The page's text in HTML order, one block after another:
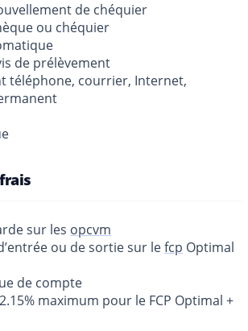
de chéquier
ou chéquier
de prélèvement
téléphone, courrier, Internet,
sur les opcvm
ou de sortie sur lefcp Optimal
de compte
maximum pour le FCP Optimal +